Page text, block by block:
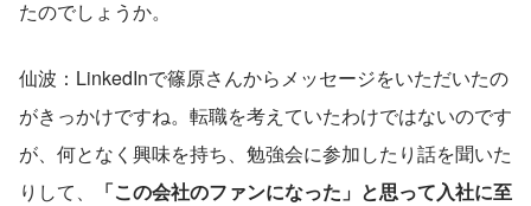
たのでしょうか。
仙波：LinkedInで篠原さんからメッセージをいただいたの
がきっかけですね。転職を考えていたわけではないのです
が、何となく興味を持ち、勉強会に参加したり話を聞いた
りして、
「この会社のファンになった」と思って入社に至